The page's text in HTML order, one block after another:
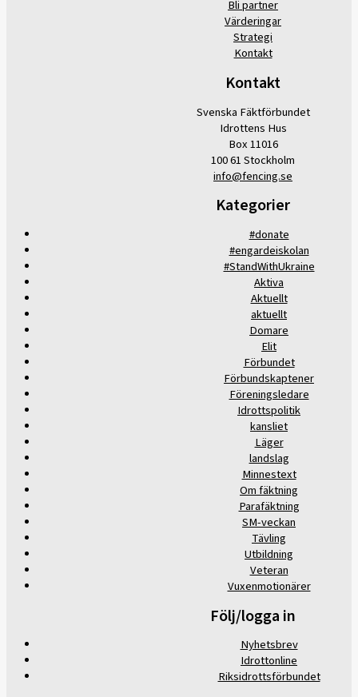
Bli partner
Värderingar
Strategi
Kontakt
Kontakt
Svenska Fäktförbundet
Idrottens Hus
Box 11016
100 61 Stockholm
info@fencing.se
Kategorier
#donate
#engardeiskolan
#StandWithUkraine
Aktiva
Aktuellt
aktuellt
Domare
Elit
Förbundet
Förbundskaptener
Föreningsledare
Idrottspolitik
kansliet
Läger
landslag
Minnestext
Om fäktning
Parafäktning
SM-veckan
Tävling
Utbildning
Veteran
Vuxenmotionärer
Följ/logga in
Nyhetsbrev
Idrottonline
Riksidrottsförbundet